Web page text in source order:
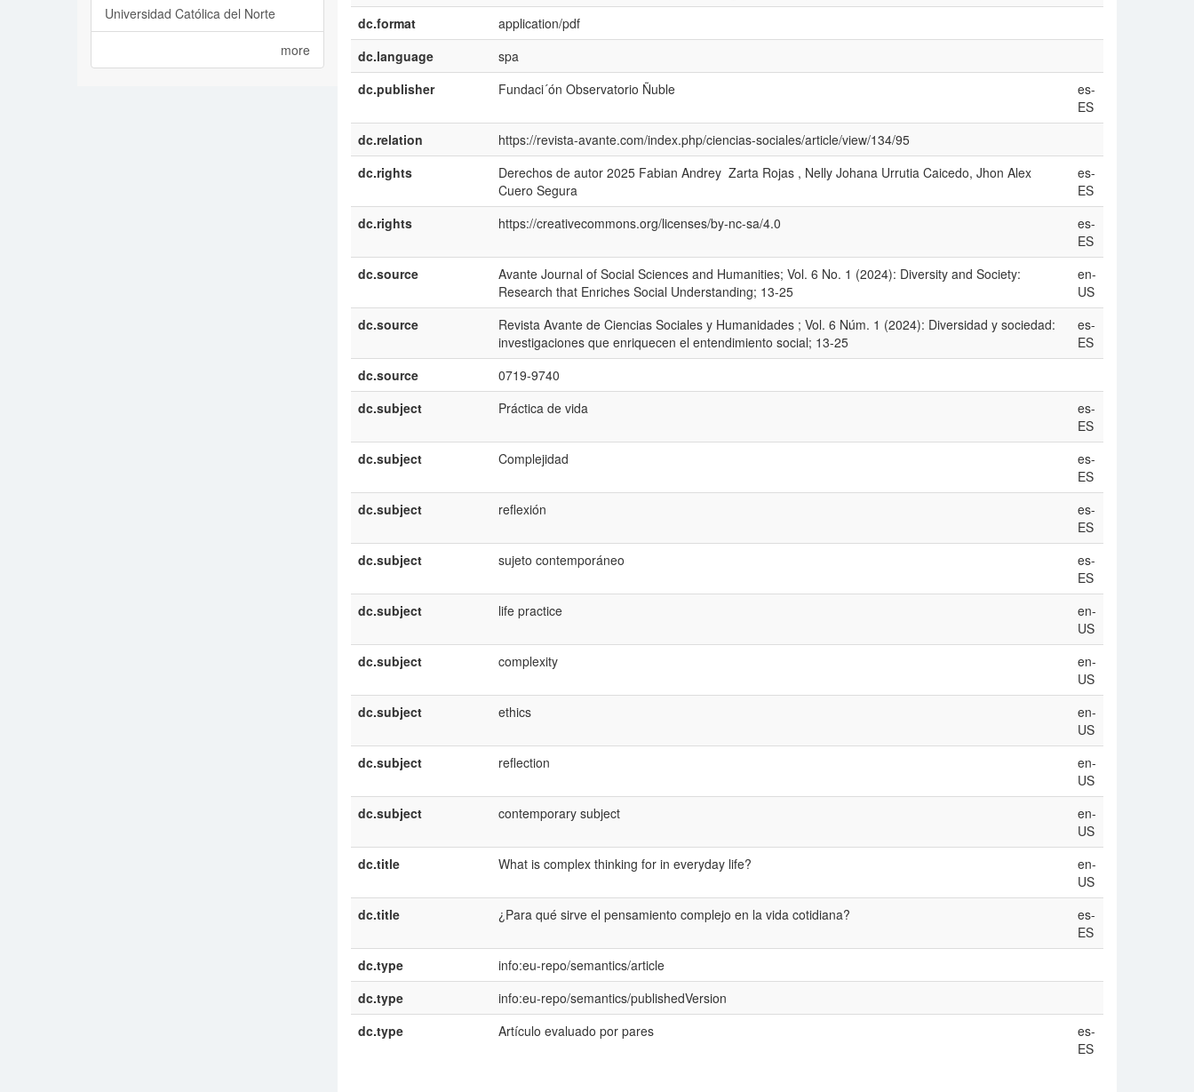
dc.format
application/pdf
dc.language
spa
dc.publisher
Fundaci´ón Observatorio Ñuble
es-
ES
dc.relation
https://revista-avante.com/index.php/ciencias-sociales/article/view/134/95
dc.rights
Derechos de autor 2025 Fabian Andrey Zarta Rojas , Nelly Johana Urrutia Caicedo, Jhon Alex
Cuero Segura
es-
ES
dc.rights
https://creativecommons.org/licenses/by-nc-sa/4.0
es-
ES
dc.source
Avante Journal of Social Sciences and Humanities; Vol. 6 No. 1 (2024): Diversity and Society:
Research that Enriches Social Understanding; 13-25
en-
US
dc.source
Revista Avante de Ciencias Sociales y Humanidades ; Vol. 6 Núm. 1 (2024): Diversidad y sociedad:
investigaciones que enriquecen el entendimiento social; 13-25
es-
ES
dc.source
0719-9740
dc.subject
Práctica de vida
es-
ES
dc.subject
Complejidad
es-
ES
dc.subject
reflexión
es-
ES
dc.subject
sujeto contemporáneo
es-
ES
dc.subject
life practice
en-
US
dc.subject
complexity
en-
US
dc.subject
ethics
en-
US
dc.subject
reflection
en-
US
dc.subject
contemporary subject
en-
US
dc.title
What is complex thinking for in everyday life?
en-
US
dc.title
¿Para qué sirve el pensamiento complejo en la vida cotidiana?
es-
ES
dc.type
info:eu-repo/semantics/article
dc.type
info:eu-repo/semantics/publishedVersion
dc.type
Artículo evaluado por pares
es-
ES
Universidad Católica del Norte
more